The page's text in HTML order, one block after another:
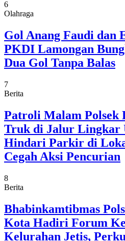
6
Olahraga
Gol Anang Faudi dan
PKDI Lamongan
Dua Gol Tanpa Balas
7
Berita
Patroli Malam Polsek
Truk di Jalur Lingkar
Hindari Parkir di
Cegah Aksi Pencurian
8
Berita
Bhabinkamtibmas
Kota Hadiri Forum
Kelurahan Jetis,